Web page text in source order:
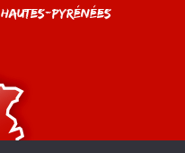
Pyrénées